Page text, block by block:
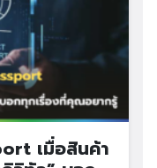
เมื่อสินค้า